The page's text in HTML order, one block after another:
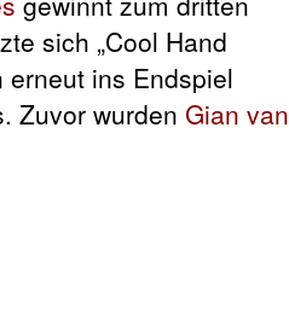
sich „Cool Hand
ins Endspiel
Zuvor wurden Gian van